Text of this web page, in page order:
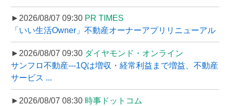
►2026/08/07 09:30 PR TIMES
「いい生活Owner」不動産オーナーアプリリニューアル
►2026/08/07 09:30 ダイヤモンド・オンライン
サンフロ不動産---1Qは増収・経常利益まで増益、不動産
サービス ...
►2026/08/07 08:30 時事ドットコム